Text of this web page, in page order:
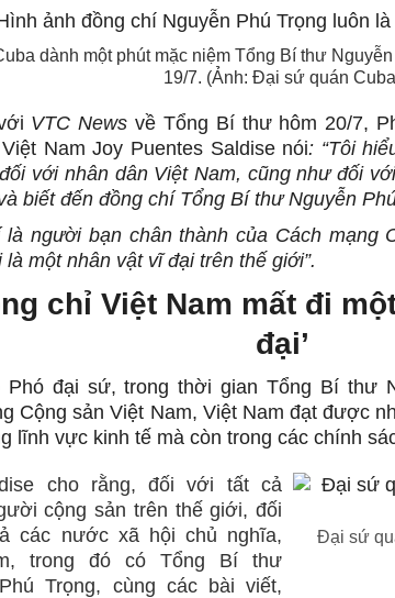
dành một phút mặc niệm Tổng Bí thư
19/7. (Ảnh: Đại sứ quán
VTC News về Tổng Bí thư hôm 20/7,
Nam Joy Puentes Saldise nói: “Tôi
với nhân dân Việt Nam, cũng như đối
biết đến đồng chí Tổng Bí thư Nguyễn
người bạn chân thành của Cách mạng
là một nhân vật vĩ đại trên thế giới”.
chỉ Việt Nam mất đi
đại’
Phó đại sứ, trong thời gian Tổng Bí thư
Cộng sản Việt Nam, Việt Nam đạt được
lĩnh vực kinh tế mà còn trong các chính
Đại sứ
cho rằng, đối với tất cả
cộng sản trên thế giới, đối
các nước xã hội chủ nghĩa,
trong đó có Tổng Bí thư
Trọng, cùng các bài viết,